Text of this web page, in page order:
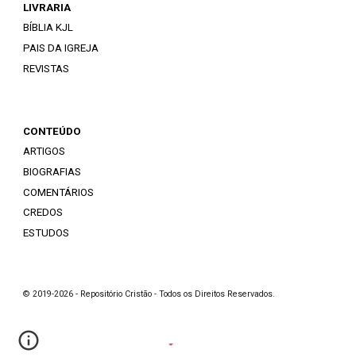
LIVRARIA
BÍBLIA KJL
PAIS DA IGREJA
REVISTAS
CONTEÚDO
ARTIGOS
BIOGRAFIAS
COMENTÁRIOS
CREDOS
ESTUDOS
© 2019-2026 - Repositório Cristão - Todos os Direitos Reservados.